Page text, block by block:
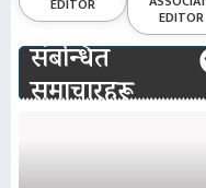
EDITOR
EDITOR
संबन्धित
समाचारहरू